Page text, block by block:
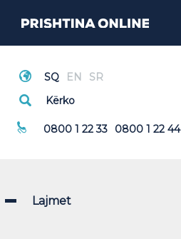
Thirrje Emergjente
0800 1 22 33 0800 1 22 44
Lajmet